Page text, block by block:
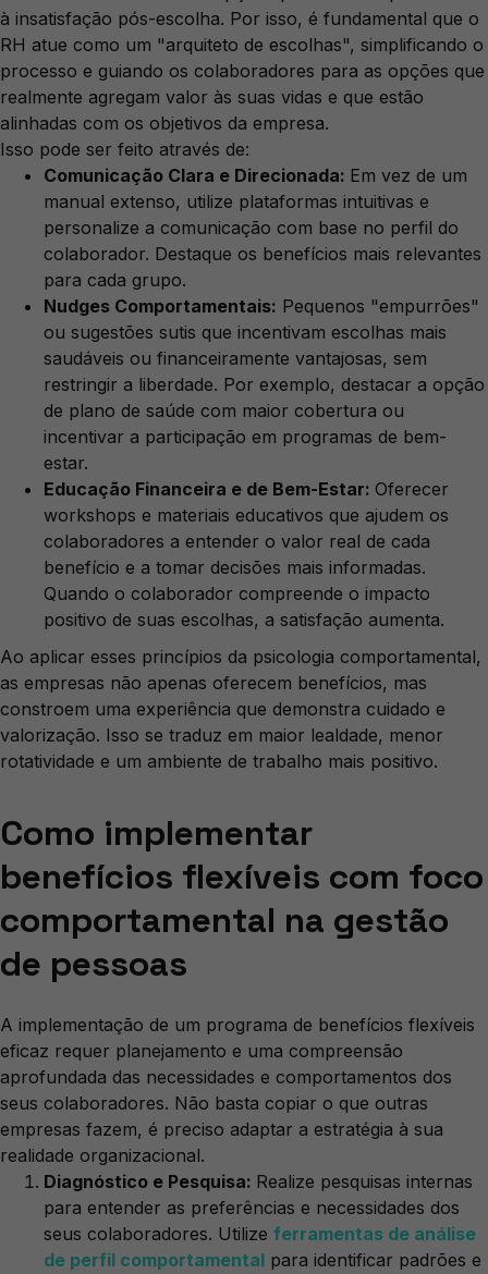
à insatisfação pós-escolha. Por isso, é fundamental que o
RH atue como um "arquiteto de escolhas", simplificando o
processo e guiando os colaboradores para as opções que
realmente agregam valor às suas vidas e que estão
alinhadas com os objetivos da empresa.
Isso pode ser feito através de:
Comunicação Clara e Direcionada: Em vez de um
manual extenso, utilize plataformas intuitivas e
personalize a comunicação com base no perfil do
colaborador. Destaque os benefícios mais relevantes
para cada grupo.
Nudges Comportamentais: Pequenos "empurrões"
ou sugestões sutis que incentivam escolhas mais
saudáveis ou financeiramente vantajosas, sem
restringir a liberdade. Por exemplo, destacar a opção
de plano de saúde com maior cobertura ou
incentivar a participação em programas de bem-
estar.
Educação Financeira e de Bem-Estar: Oferecer
workshops e materiais educativos que ajudem os
colaboradores a entender o valor real de cada
benefício e a tomar decisões mais informadas.
Quando o colaborador compreende o impacto
positivo de suas escolhas, a satisfação aumenta.
Ao aplicar esses princípios da psicologia comportamental,
as empresas não apenas oferecem benefícios, mas
constroem uma experiência que demonstra cuidado e
valorização. Isso se traduz em maior lealdade, menor
rotatividade e um ambiente de trabalho mais positivo.
Como implementar
benefícios flexíveis com foco
comportamental na gestão
de pessoas
A implementação de um programa de benefícios flexíveis
eficaz requer planejamento e uma compreensão
aprofundada das necessidades e comportamentos dos
seus colaboradores. Não basta copiar o que outras
empresas fazem, é preciso adaptar a estratégia à sua
realidade organizacional.
Diagnóstico e Pesquisa: Realize pesquisas internas
para entender as preferências e necessidades dos
seus colaboradores. Utilize ferramentas de análise
de perfil comportamental para identificar padrões e